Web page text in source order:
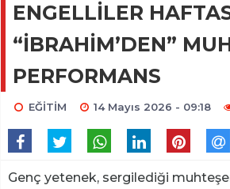
ENGELLİLER
“İBRAHİM’DEN”
PERFORMANS
EĞİTİM 14 Mayıs 2026 - 09:18
​​​​​​​Genç yetenek, sergilediği